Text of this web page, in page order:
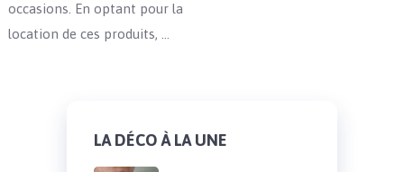
occasions. En optant pour la
location de ces produits, …
LA DÉCO À LA UNE